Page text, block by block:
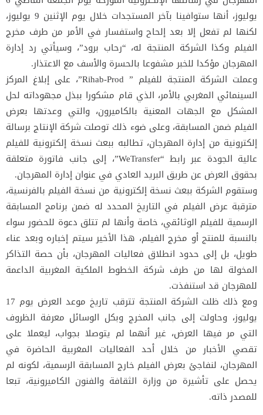
يوليوز، أنها ستوافينا بآخر المستجدات خلال يوم الإثنين 9 يوليوز،
لكنها لم تفعل إلا بعد إلحاح واستفسار في الأمر من طرف مخرج
الفيلم وكذا الشركة المنتجة له، “رحاب برود”، وسيأتي رد إدارة
المهرجان مؤكدا للخبر مشفوعا بالحسرة والأسف مع الاعتذار.
وعملت الشركة المنتجة للفيلم ” Rihab-Prod”، على إبلاغ المركز
السينمائي المغربي بالأمر، الذي قام مشكورا ببذل مجهوداته لحل
المشكل مع الجهات المعنية بالكاميرون، والتي وعدتها بعرض
الفيلم ضمن المسابقة، وعلى ضوء ذلك توصلت شركة الإنتاج برسالة
إلكترونية من إدارة المهرجان، تطالبه ببعث نسخة إلكترونية للفيلم
عالية الجودة عبر رابط “WeTransfer”، إلى جانب فاتورة متعلقة
بحقوق العرض عن طريق البريد العادي في عنوان إدارة المهرجان.
وستقوم الشركة ببعث نسخة إلكترونية من نسخة الفيلم بالفرنسية،
مترقبة عرض الفيلم في التاريخ المحدد له ضمن برنامج المسابقة
الرسمية للفيلم الوثائقي، خاصة وأنها لم تتلق دعوة للحضور سواء
بالنسبة للمنتج أو مخرج الفيلم، هذا الأخير سيتم إخباره وبعد عناء
طويل، بل إلى حدود انطلاق فعاليات المهرجان، بأن حصة التذاكر
المخولة لها من طرف شركة الخطوط الملكية المغربية الداعمة
للمهرجان قد استنفذت.
ومع ذلك ظلت الشركة المنتجة تترقب تاريخ موعد العرض يوم 17
يوليوز، وحاولت إلى جانب المخرج وبكل الوسائل معرفة الظروف
التي مر فيها العرض، غير أنهما لم يتوصلا بجواب، ليعملا على
تقصي الأخبار من خلال أحد الفعاليات المغربية الحاضرة في
المهرجان، لنفاجئ بعرض الفيلم خارج المسابقة الرسمية، لكونه لم
يحصل على تأشيرة من وزارة الثقافة والفنون الكاميرونية، تبعا
للمصدر ذاته.